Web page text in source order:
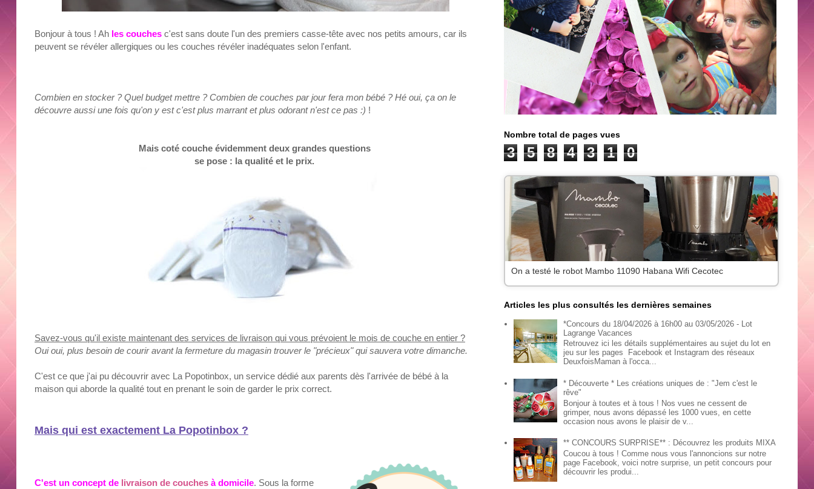
Bonjour à tous ! Ah les couches c'est sans doute l'un des premiers casse-tête avec nos petits amours, car ils
peuvent se révéler allergiques ou les couches révéler inadéquates selon l'enfant.
Combien en stocker ? Quel budget mettre ? Combien de couches par jour fera mon bébé ? Hé oui, ça on le
découvre aussi une fois qu'on y est c'est plus marrant et plus odorant n'est ce pas :) !
Mais coté couche évidemment deux grandes questions
se pose : la qualité et le prix.
Savez-vous qu'il existe maintenant des services de livraison qui vous prévoient le mois de couche en entier ?
Oui oui, plus besoin de courir avant la fermeture du magasin trouver le "précieux" qui sauvera votre dimanche.
C'est ce que j'ai pu découvrir avec La Popotinbox, un service dédié aux parents dès l'arrivée de bébé à la
maison qui aborde la qualité tout en prenant le soin de garder le prix correct.
Mais qui est exactement La Popotinbox ?
C'est un concept de livraison de couches à domicile. Sous la forme
Nombre total de pages vues
3 5 8 4 3 1 0
Cap sur Kingoland en famille - Parc d'attraction en Bretagne
Articles les plus consultés les dernières semaines
*Concours du 18/04/2026 à 16h00 au 03/05/2026 - Lot
Lagrange Vacances
Retrouvez ici les détails supplémentaires au sujet du lot en
jeu sur les pages Facebook et Instagram des réseaux
DeuxfoisMaman à l'occa...
* Découverte * Les créations uniques de : "Jem c'est le
rêve"
Bonjour à toutes et à tous ! Nos vues ne cessent de
grimper, nous avons dépassé les 1000 vues, en cette
occasion nous avons le plaisir de v...
** CONCOURS SURPRISE** : Découvrez les produits MIXA
Coucou à tous ! Comme nous vous l'annoncions sur notre
page Facebook, voici notre surprise, un petit concours pour
découvrir les produi...